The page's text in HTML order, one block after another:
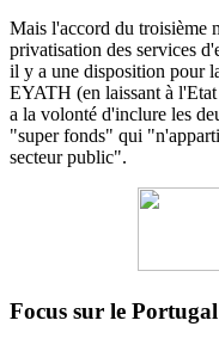
Mais l'accord du troisième
privatisation des services
il y a une disposition pour
EYATH (en laissant à
a la volonté d'inclure les
"super fonds" qui
secteur public".
Focus sur le Portugal